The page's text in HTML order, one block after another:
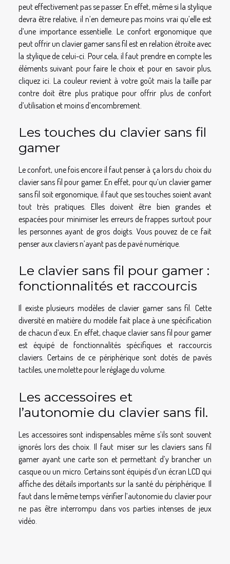
peut effectivement pas se passer. En effet, même si la stylique
devra être relative, il n’en demeure pas moins vrai qu’elle est
d’une importance essentielle. Le confort ergonomique que
peut offrir un clavier gamer sans fil est en relation étroite avec
la stylique de celui-ci. Pour cela, il faut prendre en compte les
éléments suivant pour faire le choix et pour en savoir plus,
cliquez ici . La couleur revient à votre goût mais la taille par
contre doit être plus pratique pour offrir plus de confort
d’utilisation et moins d’encombrement.
Les touches du clavier sans fil
gamer
Le confort, une fois encore il faut penser à ça lors du choix du
clavier sans fil pour gamer. En effet, pour qu’un clavier gamer
sans fil soit ergonomique, il faut que ses touches soient avant
tout très pratiques. Elles doivent être bien grandes et
espacées pour minimiser les erreurs de frappes surtout pour
les personnes ayant de gros doigts. Vous pouvez de ce fait
penser aux claviers n’ayant pas de pavé numérique.
Le clavier sans fil pour gamer :
fonctionnalités et raccourcis
Il existe plusieurs modèles de clavier gamer sans fil. Cette
diversité en matière du modèle fait place à une spécification
de chacun d’eux. En effet, chaque clavier sans fil pour gamer
est équipé de fonctionnalités spécifiques et raccourcis
claviers. Certains de ce périphérique sont dotés de pavés
tactiles, une molette pour le réglage du volume.
Les accessoires et
l’autonomie du clavier sans fil.
Les accessoires sont indispensables même s’ils sont souvent
ignorés lors des choix. Il faut miser sur les claviers sans fil
gamer ayant une carte son et permettant d’y brancher un
casque ou un micro. Certains sont équipés d’un écran LCD qui
affiche des détails importants sur la santé du périphérique. Il
faut dans le même temps vérifier l’autonomie du clavier pour
ne pas être interrompu dans vos parties intenses de jeux
vidéo.